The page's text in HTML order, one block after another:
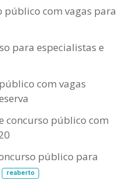
público com vagas para
para especialistas e
com vagas
concurso público com
público para
reaberto